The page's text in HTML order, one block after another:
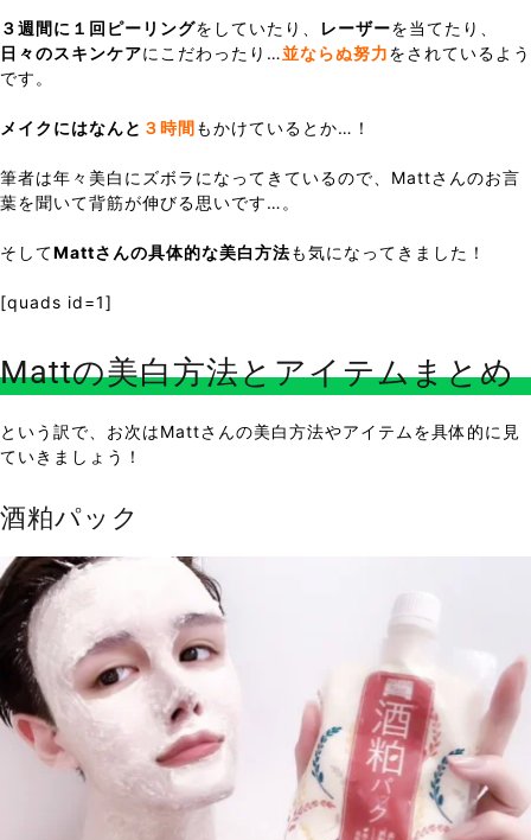
３週間に１回ピーリングをしていたり、 レーザーを当てたり、
日々のスキンケアにこだわったり…並ならぬ努力をされているよう
です。
メイクにはなんと ３時間もかけているとか…！
筆者は年々美白にズボラになってきているので、Mattさんのお言
葉を聞いて背筋が伸びる思いです…。
そしてMattさんの具体的な美白方法も気になってきました！
[quads id=1]
Mattの美白方法とアイテムまとめ
という訳で、お次はMattさんの美白方法やアイテムを具体的に見
ていきましょう！
酒粕パック